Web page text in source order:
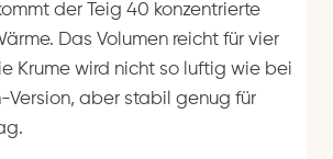
der Teig 40 konzentrierte
Das Volumen reicht für vier
Krume wird nicht so luftig wie bei
aber stabil genug für